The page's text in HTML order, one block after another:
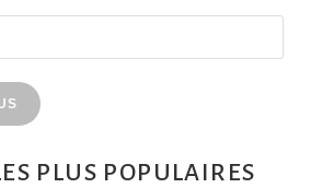
PLUS POPULAIRES